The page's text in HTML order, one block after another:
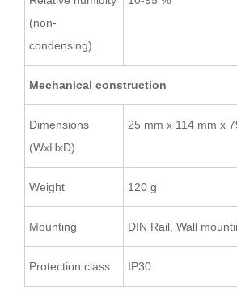
(non-
condensing)
Mechanical construction
Dimensions
(WxHxD)
25 mm x 114 mm x
Weight 120 g
Mounting DIN Rail, Wall
Protection class IP30